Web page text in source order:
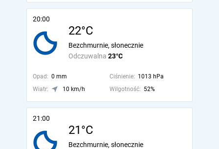
20:00
22°C
Odczuwalna 23°C
Bezchmurnie, słonecznie
Opad: 0 mm Ciśnienie: 1013 hPa
Wiatr:
10 km/h Wilgotność: 52%
21:00
21°C
Bezchmurnie, słonecznie